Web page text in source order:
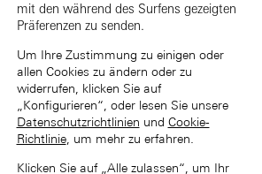
mit den während des Surfens gezeigten
Präferenzen zu senden.
Um Ihre Zustimmung zu einigen oder
allen Cookies zu ändern oder zu
widerrufen, klicken Sie auf
„Konfigurieren“, oder lesen Sie unsere
Datenschutzrichtlinien und Cookie-
Richtlinie, um mehr zu erfahren.
Klicken Sie auf „Alle zulassen“, um Ihr